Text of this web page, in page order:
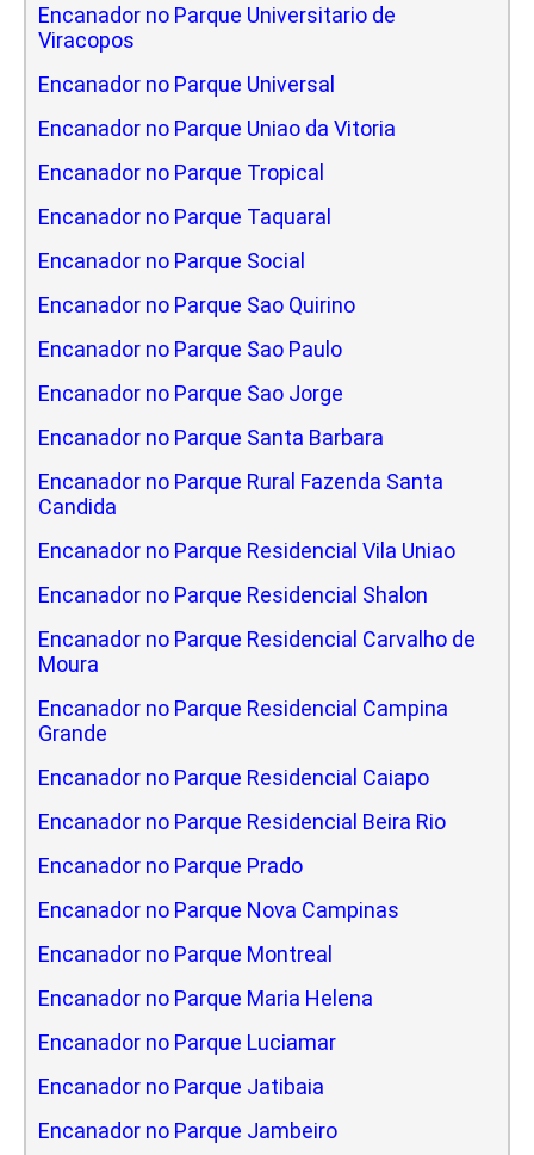
Encanador no Parque Universitario de
Viracopos
Encanador no Parque Universal
Encanador no Parque Uniao da Vitoria
Encanador no Parque Tropical
Encanador no Parque Taquaral
Encanador no Parque Social
Encanador no Parque Sao Quirino
Encanador no Parque Sao Paulo
Encanador no Parque Sao Jorge
Encanador no Parque Santa Barbara
Encanador no Parque Rural Fazenda Santa
Candida
Encanador no Parque Residencial Vila Uniao
Encanador no Parque Residencial Shalon
Encanador no Parque Residencial Carvalho de
Moura
Encanador no Parque Residencial Campina
Grande
Encanador no Parque Residencial Caiapo
Encanador no Parque Residencial Beira Rio
Encanador no Parque Prado
Encanador no Parque Nova Campinas
Encanador no Parque Montreal
Encanador no Parque Maria Helena
Encanador no Parque Luciamar
Encanador no Parque Jatibaia
Encanador no Parque Jambeiro